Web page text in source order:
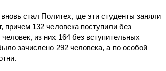
стал Политех, где эти студенты заняли
132 человека поступили без
из них 164 без вступительных
зачислено 292 человека, а по особой